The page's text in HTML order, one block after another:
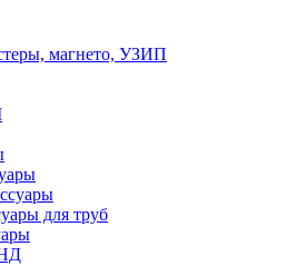
магнето, УЗИП
для труб